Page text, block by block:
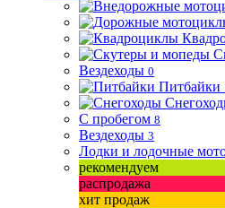
Вездеходы 0
Питбайки
С пробегом 8
Вездеходы 3
Лодки и лодочные
рекомендуем
распродажа
хит продаж